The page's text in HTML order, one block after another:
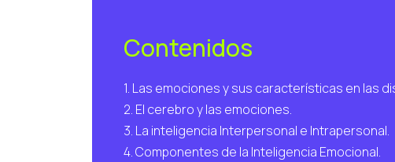
Contenidos
1. Las emociones y sus características en las
2. El cerebro y las emociones.
3. La inteligencia Interpersonal e Intrapersonal.
4. Componentes de la Inteligencia Emocional.